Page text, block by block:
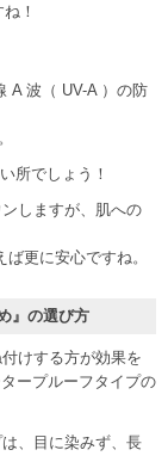
！
A 波（ UV-A ）の防
所でしょう！
しますが、肌への
更に安心ですね。
』の選び方
けする方が効果を
ープルーフタイプの
、目に染みず、長